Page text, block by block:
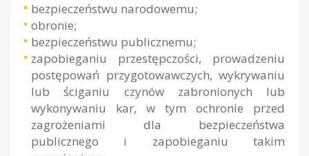
bezpieczeństwu narodowemu;
obronie;
bezpieczeństwu publicznemu;
zapobieganiu przestępczości, prowadzeniu
postępowań przygotowawczych, wykrywaniu
lub ściganiu czynów zabronionych lub
wykonywaniu kar, w tym ochronie przed
zagrożeniami dla bezpieczeństwa
publicznego i zapobieganiu takim